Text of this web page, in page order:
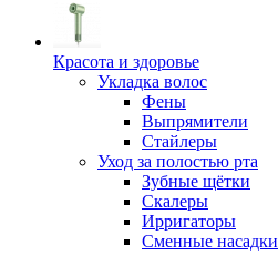
Красота и здоровье
Укладка волос
Фены
Выпрямители
Стайлеры
Уход за полостью рта
Зубные щётки
Скалеры
Ирригаторы
Сменные насадки